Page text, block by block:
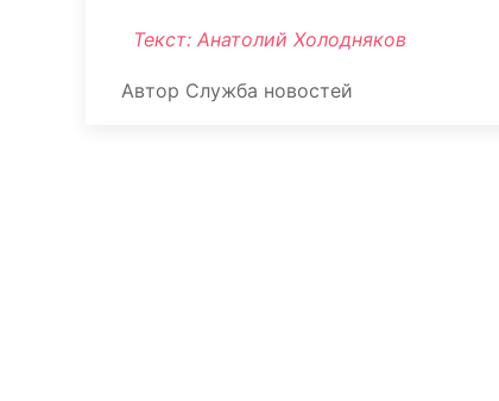
Текст: Анатолий Холодняков
Автор Служба новостей